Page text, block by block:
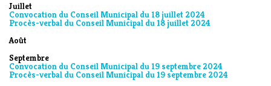
Juillet
Convocation du Conseil Municipal du 18 juillet 2024
Procès-verbal du Conseil Municipal du 18 juillet 2024
Août
Septembre
Convocation du Conseil Municipal du 19 septembre 2024
Procès-verbal du Conseil Municipal du 19 septembre 2024